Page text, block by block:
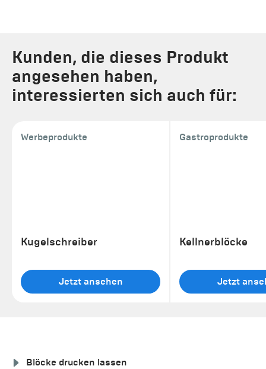
Kunden, die dieses Produkt
angesehen haben,
interessierten sich auch für:
Werbeprodukte
Kugelschreiber
Jetzt ansehen
Gastroprodukte
Kellnerblöcke
Jetzt
Blöcke drucken lassen